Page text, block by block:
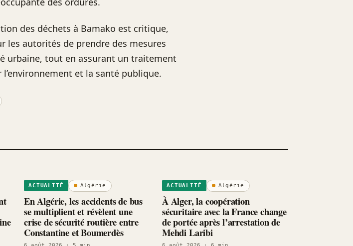
des déchets à Bamako est critique,
les autorités de prendre des mesures
urbaine, tout en assurant un traitement
et la santé publique.
ACTUALITÉ Algérie
En Algérie, les accidents de bus
se multiplient et révèlent une
crise de sécurité routière entre
Constantine et Boumerdès
ACTUALITÉ Algérie
À Alger, la coopération
sécuritaire avec la France change
de portée après l’arrestation de
Mehdi Laribi